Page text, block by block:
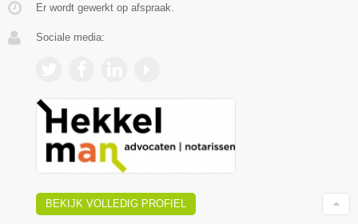
Er wordt gewerkt op afspraak.
Sociale media:
BEKIJK VOLLEDIG PROFIEL